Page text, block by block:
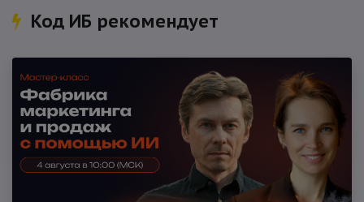
Код ИБ рекомендует